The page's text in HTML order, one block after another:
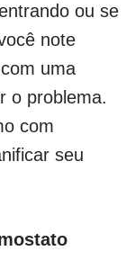
ou se
note
uma
o problema.
com
seu